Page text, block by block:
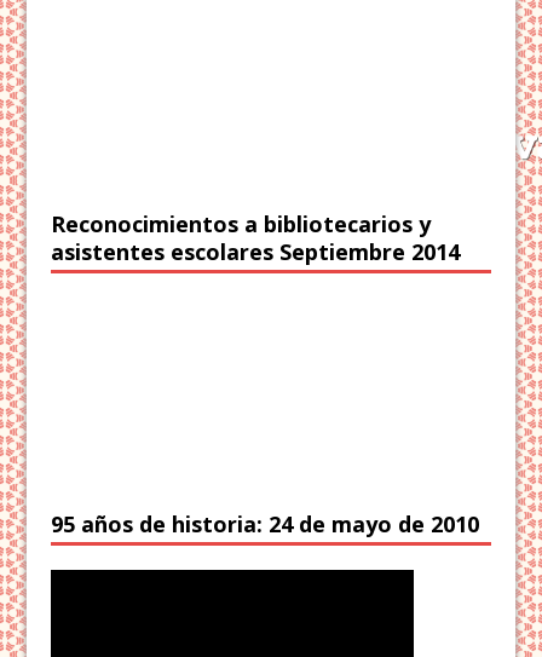
Reconocimientos a bibliotecarios y
asistentes escolares Septiembre 2014
95 años de historia: 24 de mayo de 2010